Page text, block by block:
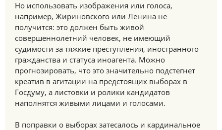
Но использовать изображения или голоса,
например, Жириновского или Ленина не
получится: это должен быть живой
совершеннолетний человек, не имеющий
судимости за тяжкие преступления, иностранного
гражданства и статуса иноагента. Можно
прогнозировать, что это значительно подстегнет
креатив в агитации на предстоящих выборах в
Госдуму, а листовки и ролики кандидатов
наполнятся живыми лицами и голосами.
В поправки о выборах затесалось и кардинальное